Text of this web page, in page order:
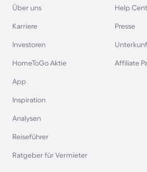
Ferienhäuser mit Pool auf
Ferienhäuser mit Pool in Büsum
Ferienhäuser mit Pool in Berlin
Über uns
Karriere
Investoren
HomeToGo Aktie
App
Inspiration
Analysen
Reiseführer
Ratgeber für Vermieter
Help
Presse
Affiliate